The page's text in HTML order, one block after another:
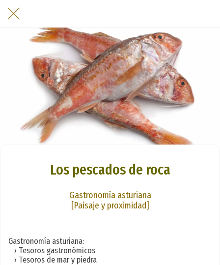
Los pescados de roca
Gastronomía asturiana
[Paisaje y proximidad]
Gastronomía asturiana:
› Tesoros gastronómicos
› Tesoros de mar y piedra